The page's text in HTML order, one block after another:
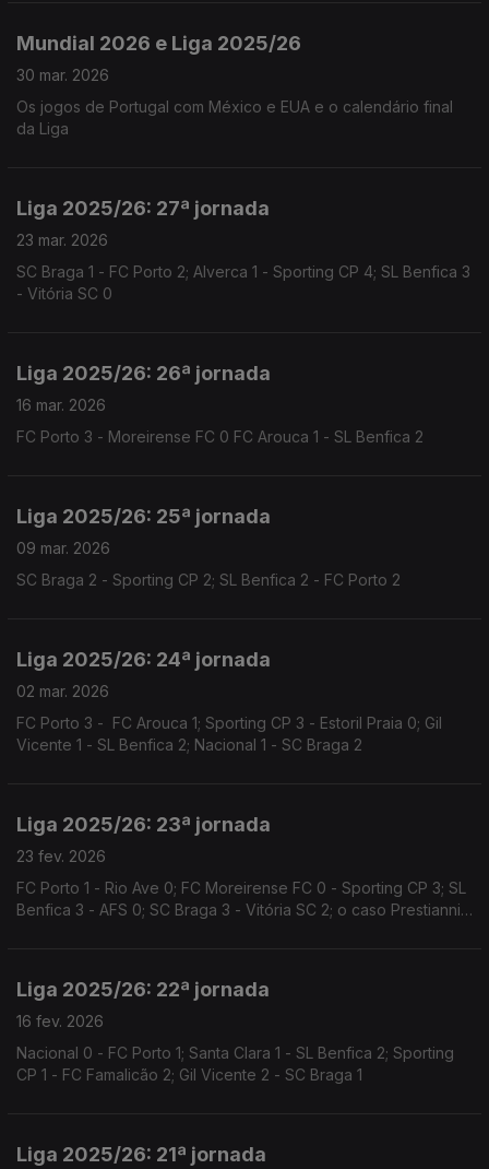
Mundial 2026 e Liga 2025/26
30 mar. 2026
Os jogos de Portugal com México e EUA e o calendário final
da Liga
Liga 2025/26: 27ª jornada
23 mar. 2026
SC Braga 1 - FC Porto 2; Alverca 1 - Sporting CP 4; SL Benfica 3
- Vitória SC 0
Liga 2025/26: 26ª jornada
16 mar. 2026
FC Porto 3 - Moreirense FC 0 FC Arouca 1 - SL Benfica 2
Liga 2025/26: 25ª jornada
09 mar. 2026
SC Braga 2 - Sporting CP 2; SL Benfica 2 - FC Porto 2
Liga 2025/26: 24ª jornada
02 mar. 2026
FC Porto 3 - FC Arouca 1; Sporting CP 3 - Estoril Praia 0; Gil
Vicente 1 - SL Benfica 2; Nacional 1 - SC Braga 2
Liga 2025/26: 23ª jornada
23 fev. 2026
FC Porto 1 - Rio Ave 0; FC Moreirense FC 0 - Sporting CP 3; SL
Benfica 3 - AFS 0; SC Braga 3 - Vitória SC 2; o caso Prestianni -
Liga 2025/26: 22ª jornada
16 fev. 2026
Nacional 0 - FC Porto 1; Santa Clara 1 - SL Benfica 2; Sporting
CP 1 - FC Famalicão 2; Gil Vicente 2 - SC Braga 1
Liga 2025/26: 21ª jornada